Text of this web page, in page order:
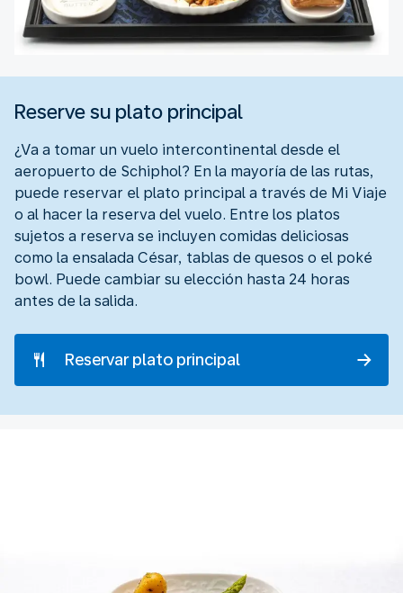
Reserve su plato principal
¿Va a tomar un vuelo intercontinental desde el
aeropuerto de Schiphol? En la mayoría de las rutas,
puede reservar el plato principal a través de Mi Viaje
o al hacer la reserva del vuelo. Entre los platos
sujetos a reserva se incluyen comidas deliciosas
como la ensalada César, tablas de quesos o el poké
bowl. Puede cambiar su elección hasta 24 horas
antes de la salida.
Reservar plato principal